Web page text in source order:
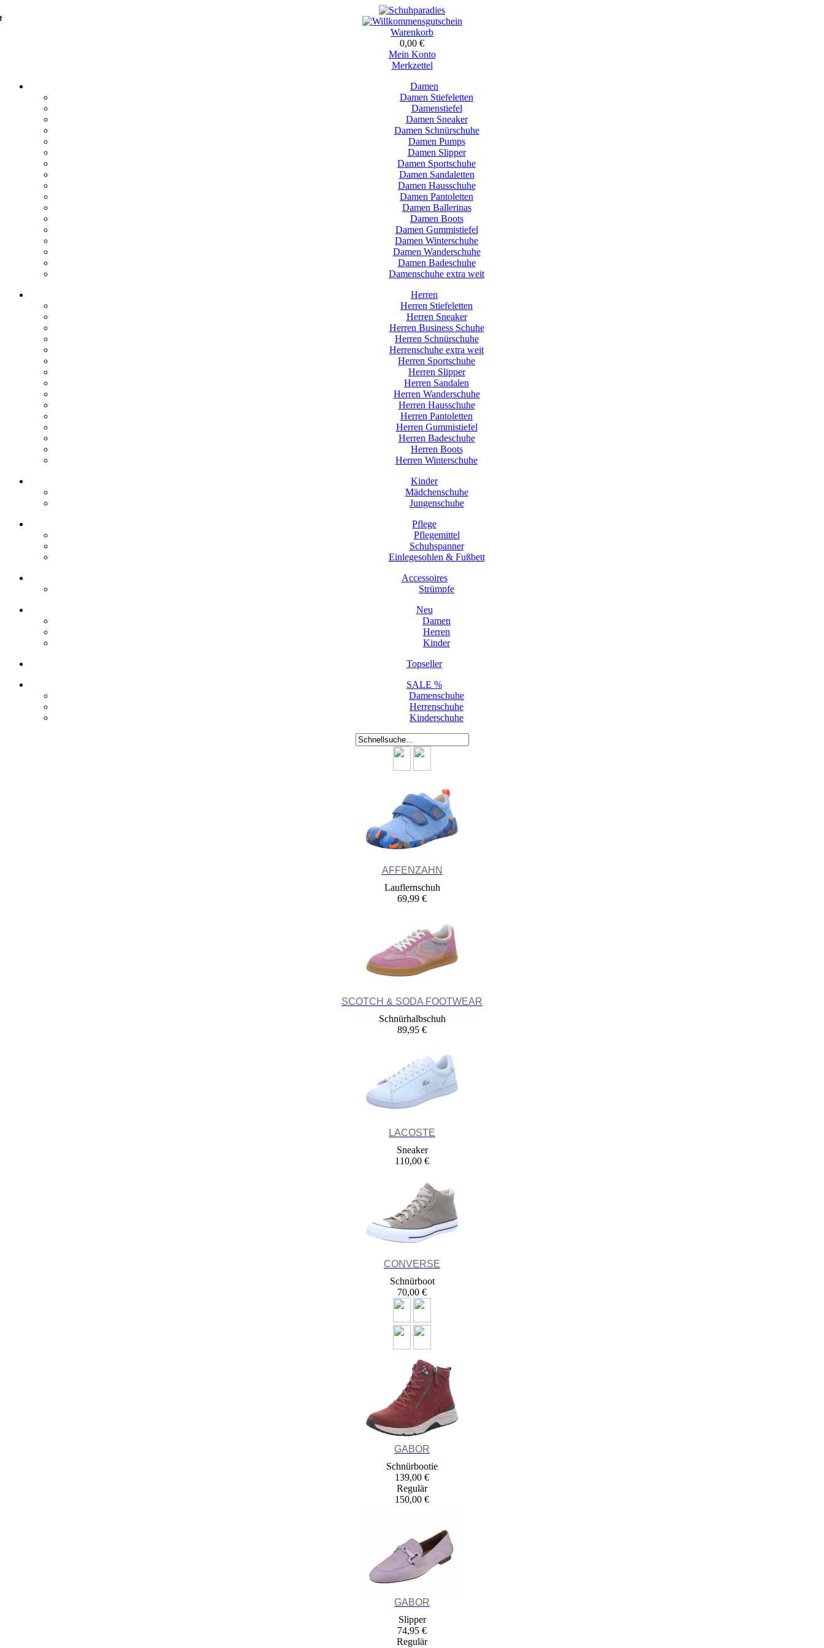
Warenkorb
0,00 €
Mein Konto
Merkzettel
Damen
Damen Stiefeletten
Damenstiefel
Damen Sneaker
Damen Schnürschuhe
Damen Pumps
Damen Slipper
Damen Sportschuhe
Damen Sandaletten
Damen Hausschuhe
Damen Pantoletten
Damen Ballerinas
Damen Boots
Damen Gummistiefel
Damen Winterschuhe
Damen Wanderschuhe
Damen Badeschuhe
Damenschuhe extra weit
Herren
Herren Stiefeletten
Herren Sneaker
Herren Business Schuhe
Herren Schnürschuhe
Herrenschuhe extra weit
Herren Sportschuhe
Herren Slipper
Herren Sandalen
Herren Wanderschuhe
Herren Hausschuhe
Herren Pantoletten
Herren Gummistiefel
Herren Badeschuhe
Herren Boots
Herren Winterschuhe
Kinder
Mädchenschuhe
Jungenschuhe
Pflege
Pflegemittel
Schuhspanner
Einlegesohlen & Fußbett
Accessoires
Strümpfe
Neu
Damen
Herren
Kinder
Topseller
SALE %
Damenschuhe
Herrenschuhe
Kinderschuhe
AFFENZAHN
Lauflernschuh
69,99 €
SCOTCH & SODA FOOTWEAR
Schnürhalbschuh
89,95 €
LACOSTE
Sneaker
110,00 €
CONVERSE
Schnürboot
70,00 €
GABOR
Schnürbootie
139,00 €
Regulär
150,00 €
GABOR
Slipper
74,95 €
Regulär